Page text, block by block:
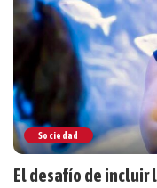
Sociedad
El desafío de incluir